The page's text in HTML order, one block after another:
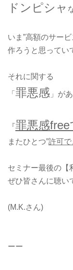
ドンピシャ
いま”高額のサービ
作ろうと思ってい
それに関する
「 罪悪感 」が
『罪悪感free
またひとつ”許可で
セミナー最後の【
ぜひ皆さんに聴い
(M.K.さん)
ーー